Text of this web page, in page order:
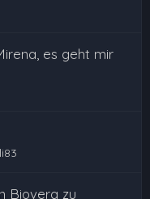
es geht mir
Biovera zu